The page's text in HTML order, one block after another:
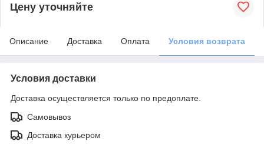
Цену уточняйте
Описание Доставка Оплата Условия возврата
Условия доставки
Доставка осуществляется только по предоплате.
Самовывоз
Доставка курьером